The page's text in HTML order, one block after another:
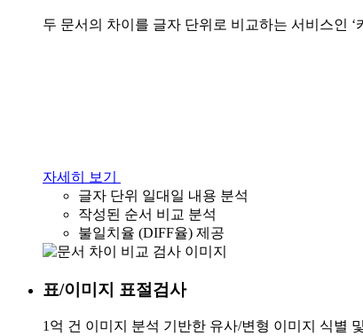
두 문서의 차이를 글자 단위로 비교하는 서비스인 ‘
자세히 보기
글자 단위 일대일 내용 분석
작성된 순서 비교 분석
불일치율 (DIFF율) 제공
표/이미지 표절검사
1억 건 이미지 분석 기반한 유사/변형 이미지 식별